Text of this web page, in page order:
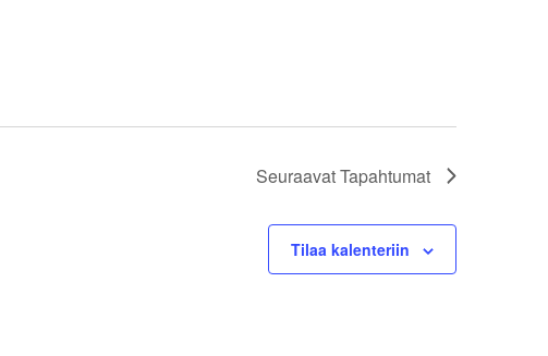
SeuraavatTapahtumat
Tilaa kalenteriin